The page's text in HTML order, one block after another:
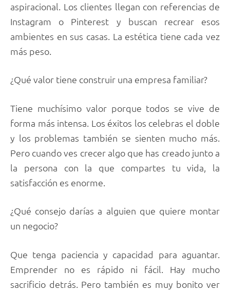
aspiracional. Los clientes llegan con referencias de
Instagram o Pinterest y buscan recrear esos
ambientes en sus casas. La estética tiene cada vez
más peso.
¿Qué valor tiene construir una empresa familiar?
Tiene muchísimo valor porque todos se vive de
forma más intensa. Los éxitos los celebras el doble
y los problemas también se sienten mucho más.
Pero cuando ves crecer algo que has creado junto a
la persona con la que compartes tu vida, la
satisfacción es enorme.
¿Qué consejo darías a alguien que quiere montar
un negocio?
Que tenga paciencia y capacidad para aguantar.
Emprender no es rápido ni fácil. Hay mucho
sacrificio detrás. Pero también es muy bonito ver